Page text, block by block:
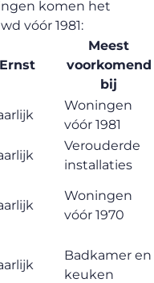
komen het
vóór 1981:
Ernst
Meest
voorkomend
bij
Woningen
vóór 1981
Verouderde
installaties
Woningen
vóór 1970
Badkamer en
keuken